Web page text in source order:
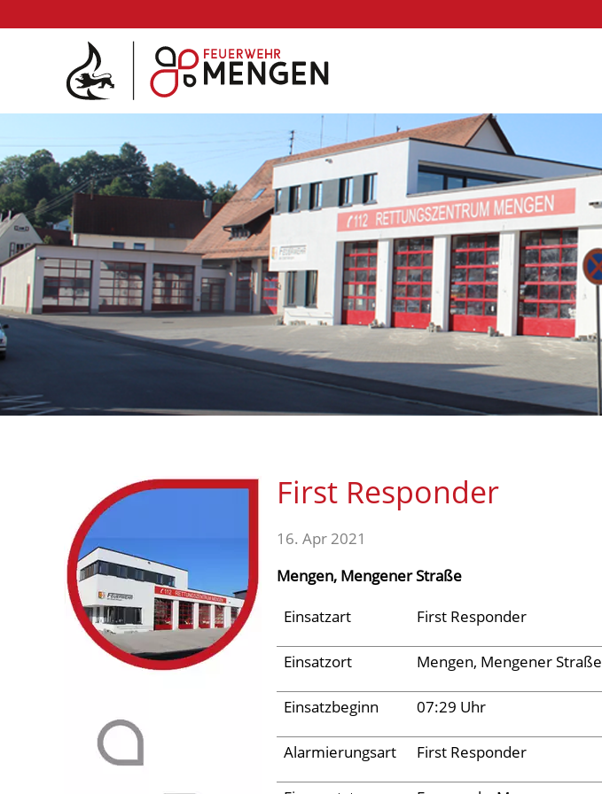
Die Feuerwehr
Abteilungen & Fachdienste
Fahrzeuge
Einsätze
Links
First Responder
16. Apr 2021
Mengen, Mengener Straße
Einsatzart
First Responder
Einsatzort Mengen, Mengener Straße
Einsatzbeginn 07:29 Uhr
Alarmierungsart First Responder